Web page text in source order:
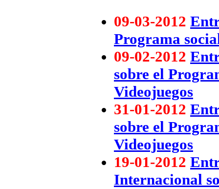
09-03-2012
Programa
09-02-2012
sobre el
Videojuegos
31-01-2012
sobre el
Videojuegos
19-01-2012
Internacional